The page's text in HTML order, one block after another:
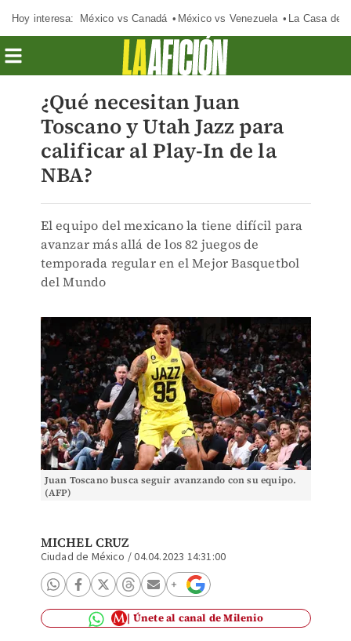
Hoy interesa: México vs Canadá México vs Venezuela La Casa de
¿Qué necesitan Juan
Toscano y Utah Jazz para
calificar al Play-In de la
NBA?
El equipo del mexicano la tiene difícil para
avanzar más allá de los 82 juegos de
temporada regular en el Mejor Basquetbol
del Mundo
Juan Toscano busca seguir avanzando con su equipo.
(AFP)
MICHEL CRUZ
Ciudad de México /04.04.2023 14:31:00
Únete al canal de Milenio